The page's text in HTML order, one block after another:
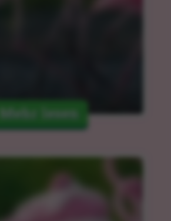
Mehr lesen